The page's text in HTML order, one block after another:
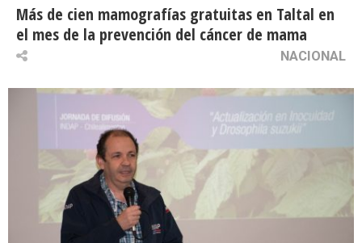
Más de cien mamografías gratuitas en Taltal en
el mes de la prevención del cáncer de mama
NACIONAL